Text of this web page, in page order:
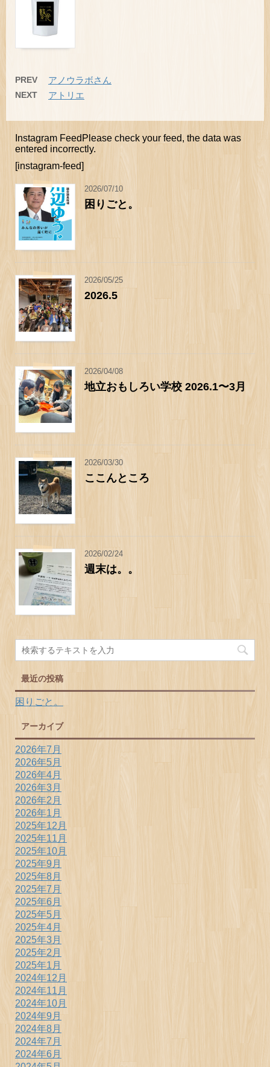
PREV アノウラボさん
NEXT アトリエ
Instagram FeedPlease check your feed, the data was
entered incorrectly.
[instagram-feed]
2026/07/10
困りごと。
2026/05/25
2026.5
2026/04/08
地立おもしろい学校 2026.1〜3月
2026/03/30
ここんところ
2026/02/24
週末は。。
最近の投稿
困りごと。
アーカイブ
2026年7月
2026年5月
2026年4月
2026年3月
2026年2月
2026年1月
2025年12月
2025年11月
2025年10月
2025年9月
2025年8月
2025年7月
2025年6月
2025年5月
2025年4月
2025年3月
2025年2月
2025年1月
2024年12月
2024年11月
2024年10月
2024年9月
2024年8月
2024年7月
2024年6月